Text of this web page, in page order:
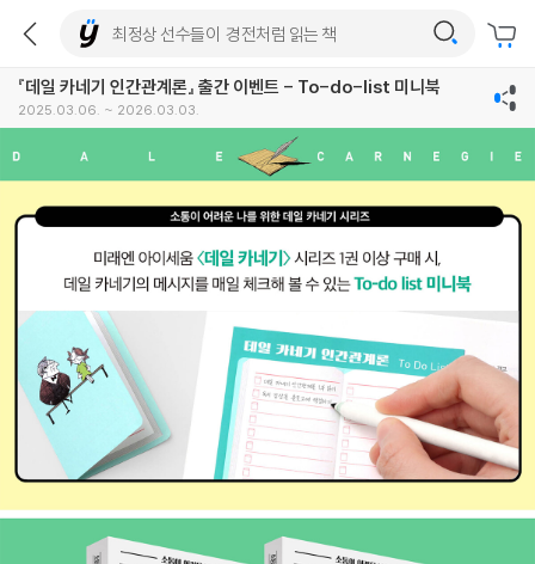
『데일 카네기 인간관계론』 출간 이벤트 - To-do-list 미니북
2025.03.06. ~ 2026.03.03.